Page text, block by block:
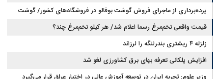
پرده‌برداری از ماجرای فروش گوشت بوفالو در فروشگاه‌های کشور/ گوشت
بوفالو از کجا وارد می‌شود؟/ هر کیلو بوفالو با چه قیمتی به فروش می‌رود؟
قیمت واقعی تخم‌مرغ رسما اعلام شد/ هر کیلو تخم‌مرغ چند؟
زلزله ۴ ریشتری بندرلنگه را لرزاند
افزایش پلکانی تعرفه بهای برق کشاورزی لغو شد